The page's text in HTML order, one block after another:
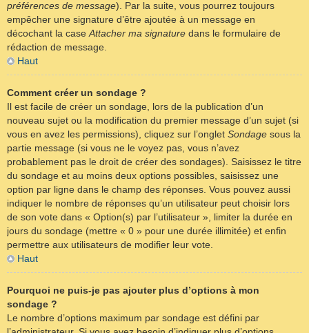
préférences de message). Par la suite, vous pourrez toujours
empêcher une signature d’être ajoutée à un message en
décochant la case Attacher ma signature dans le formulaire de
rédaction de message.
Haut
Comment créer un sondage ?
Il est facile de créer un sondage, lors de la publication d’un
nouveau sujet ou la modification du premier message d’un sujet (si
vous en avez les permissions), cliquez sur l’onglet Sondage sous la
partie message (si vous ne le voyez pas, vous n’avez
probablement pas le droit de créer des sondages). Saisissez le titre
du sondage et au moins deux options possibles, saisissez une
option par ligne dans le champ des réponses. Vous pouvez aussi
indiquer le nombre de réponses qu’un utilisateur peut choisir lors
de son vote dans « Option(s) par l’utilisateur », limiter la durée en
jours du sondage (mettre « 0 » pour une durée illimitée) et enfin
permettre aux utilisateurs de modifier leur vote.
Haut
Pourquoi ne puis-je pas ajouter plus d’options à mon
sondage ?
Le nombre d’options maximum par sondage est défini par